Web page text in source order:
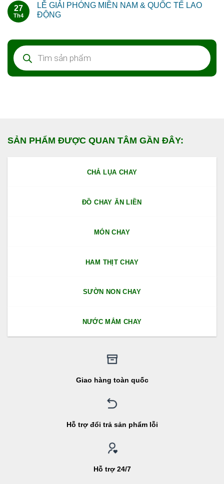
27
Th4
LỄ GIẢI PHÓNG MIỀN NAM & QUỐC TẾ LAO
ĐỘNG
Tìm
kiếm
sản
phẩm
SẢN PHẨM ĐƯỢC QUAN TÂM GẦN ĐÂY:
CHẢ LỤA CHAY
ĐỒ CHAY ĂN LIỀN
MÓN CHAY
HAM THỊT CHAY
SƯỜN NON CHAY
NƯỚC MẮM CHAY
Giao hàng toàn quốc
Hỗ trợ đổi trả sản phẩm lỗi
Hỗ trợ 24/7